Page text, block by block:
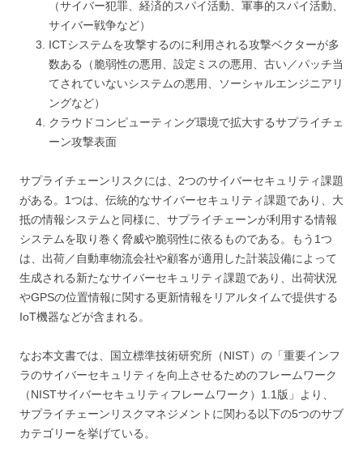
（サイバー犯罪、経済的スパイ活動、軍事的スパイ活動、
サイバー戦争など）
ICTシステムを攻撃するのに利用される攻撃ベクターが多
数ある（脆弱性の悪用、設定ミスの悪用、古い／パッチ当
てされていないシステムの悪用、ソーシャルエンジニアリ
ングなど）
クラウドコンピューティング環境で拡大するサプライチェ
ーン攻撃表面
サプライチェーンリスクには、2つのサイバーセキュリティ課題
がある。1つは、伝統的なサイバーセキュリティ課題であり、大
抵の情報システムと同様に、サプライチェーンが利用する情報
システムを取り巻く脅威や脆弱性に依るものである。もう1つ
は、出荷／自動車物流会社や顧客が適用した計装設備によって
生成される新たなサイバーセキュリティ課題であり、出荷状況
やGPSの位置情報に関する更新情報をリアルタイムで提供する
IoT機器などが含まれる。
なお本文書では、国立標準技術研究所（NIST）の「重要インフ
ラのサイバーセキュリティを向上させるためのフレームワーク
（NISTサイバーセキュリティフレームワーク）1.1版」より、
サプライチェーンリスクマネジメントに関わる以下の5つのサブ
カテゴリーを挙げている。